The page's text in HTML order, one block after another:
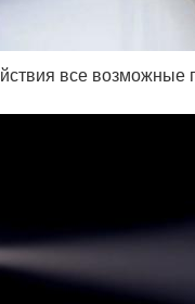
все возможные